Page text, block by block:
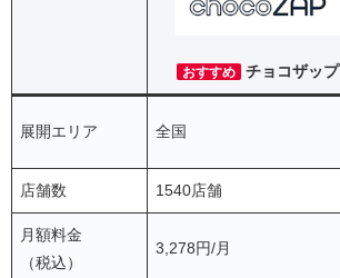
おすすめ チョコザップ
展開エリア 全国
店舗数 1540店舗
月額料金
（税込）
3,278円/月